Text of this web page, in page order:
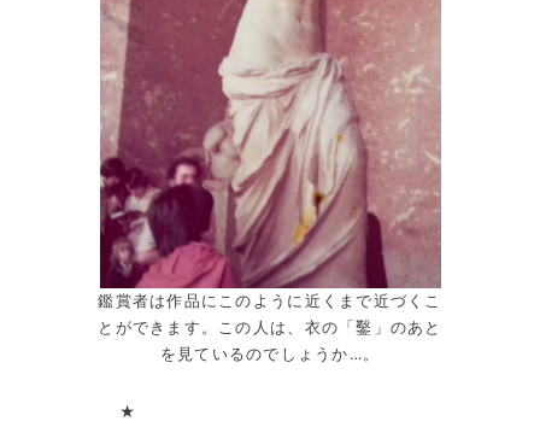
鑑賞者は作品にこのように近くまで近づくこ
とができます。この人は、衣の「鑿」のあと
を見ているのでしょうか…。
★